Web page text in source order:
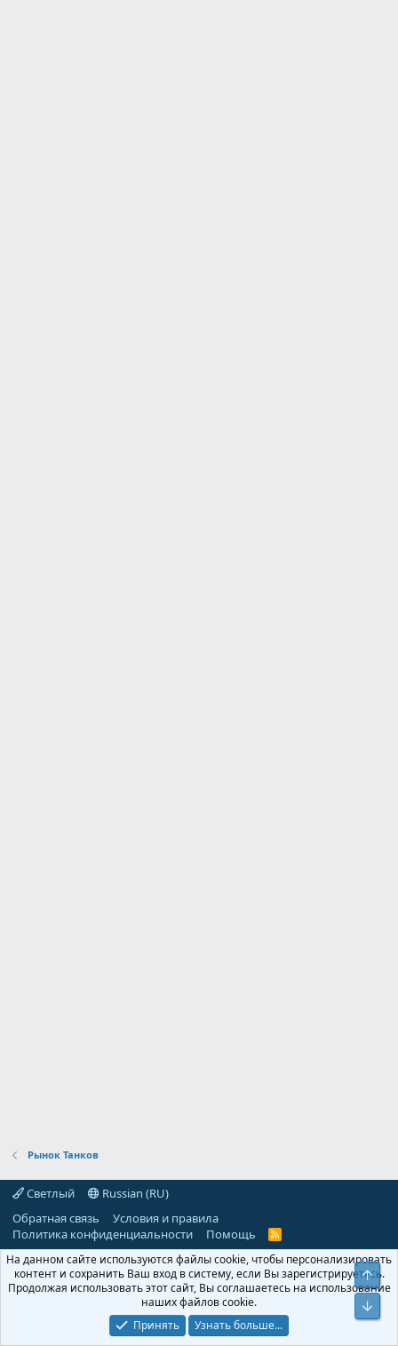
Рынок Танков
Светлый
Russian (RU)
Обратная связь
Условия и правила
Политика конфиденциальности
Помощь
R
S
На данном сайте используются файлы cookie, чтобы персонализировать
контент и сохранить Ваш вход в систему, если Вы зарегистрируетесь.
Продолжая использовать этот сайт, Вы соглашаетесь на использование
наших файлов cookie.
Принять
Узнать больше...